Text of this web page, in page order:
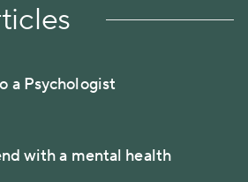
a Psychologist
with a mental health